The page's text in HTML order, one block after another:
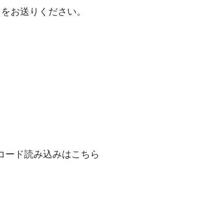
お送りください。
ード読み込みはこちら